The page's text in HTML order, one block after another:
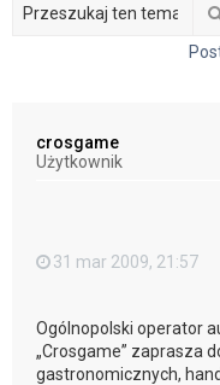
crosgame
Użytkownik
31 mar 2009, 21:57
Ogólnopolski operator
„Crosgame” zaprasza
gastronomicznych,